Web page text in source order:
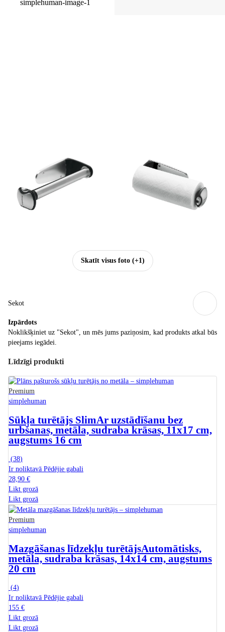
Skatīt visus foto(+1)
Sekot
Izpārdots
Noklikšķiniet uz "Sekot", un mēs jums paziņosim, kad produkts atkal būs
pieejams iegādei.
Līdzīgi produkti
Premium
simplehuman
Sūkļa turētājs SlimAr uzstādīšanu bez
urbšanas, metāla, sudraba krāsas, 11x17 cm,
augstums 16 cm
(38)
Ir noliktavā Pēdējie gabali
28,90 €
Likt grozā
Likt grozā
Premium
simplehuman
Mazgāšanas līdzekļu turētājsAutomātisks,
metāla, sudraba krāsas, 14x14 cm, augstums
20 cm
(4)
Ir noliktavā Pēdējie gabali
155 €
Likt grozā
Likt grozā